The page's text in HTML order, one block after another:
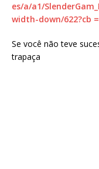
es/a/a1/
width-down/622?cb
Se você não teve
trapaça